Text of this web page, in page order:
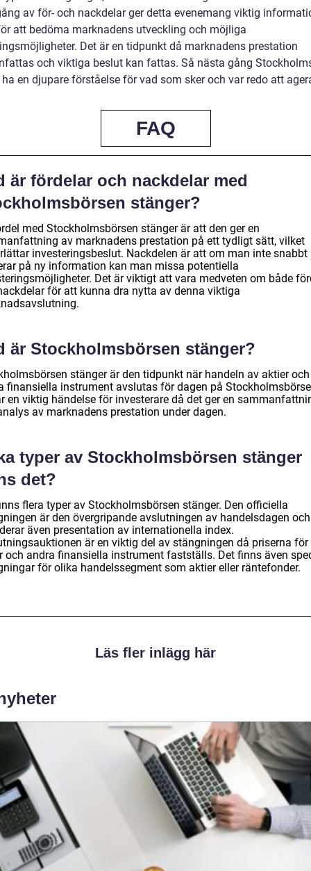
av för- och nackdelar ger detta evenemang viktig
att bedöma marknadens utveckling och möjliga
Det är en tidpunkt då marknadens prestation
och viktiga beslut kan fattas. Så nästa gång
ha en djupare förståelse för vad som sker och var redo att
FAQ
är fördelar och nackdelar med
stänger?
med Stockholmsbörsen stänger är att den ger en
av marknadens prestation på ett tydligt sätt, vilket
investeringsbeslut. Nackdelen är att om man inte snabbt
på ny information kan man missa potentiella
Det är viktigt att vara medveten om både
för att kunna dra nytta av denna viktiga
är Stockholmsbörsen stänger?
stänger är den tidpunkt när handeln av aktier och
finansiella instrument avslutas för dagen på
en viktig händelse för investerare då det ger en
av marknadens prestation under dagen.
typer av Stockholmsbörsen stänger
det?
flera typer av Stockholmsbörsen stänger. Den officiella
är den övergripande avslutningen av handelsdagen och
även presentation av internationella index.
är en viktig del av stängningen då priserna för
och andra finansiella instrument fastställs. Det finns även
för olika handelssegment som aktier eller räntefonder.
Läs fler inlägg här